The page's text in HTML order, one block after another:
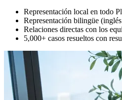
Representación local en todo
Representación bilingüe
Relaciones directas con los
5,000+ casos resueltos con